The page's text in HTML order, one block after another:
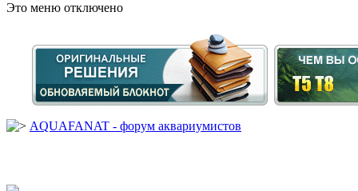
Это меню отключено
AQUAFANAT - форум аквариумистов